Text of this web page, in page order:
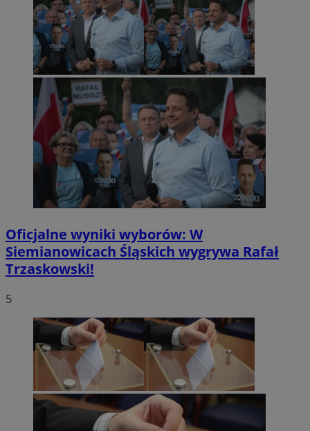
Oficjalne wyniki wyborów: W
Siemianowicach Śląskich wygrywa Rafał
Trzaskowski!
5